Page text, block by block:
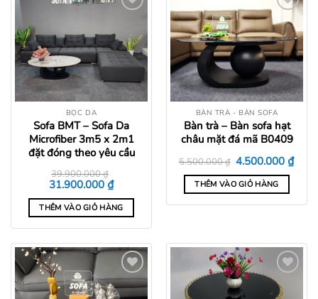
BỌC DA
Sofa BMT – Sofa Da
Microfiber 3m5 x 2m1
đặt đóng theo yêu cầu
39.900.000₫
Giá
gốc
là:
39.900.000 ₫.
31.900.000 ₫Giá
hiện
tại
là:
31.900.000 ₫.
THÊM VÀO GIỎ HÀNG
Add to
wishlist
BÀN TRÀ - BÀN SOFA
Bàn trà – Bàn sofa hạt
châu mặt đá mã B0409
5.500.000₫ Giá
gốc
là:
5.500.000 ₫.
4.500.000 ₫Giá
THÊM VÀO GIỎ HÀNG
Add to
wishlist
Add to
wishlist